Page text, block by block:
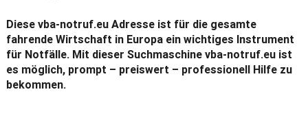
Diese vba-notruf.eu Adresse ist für die gesamte
fahrende Wirtschaft in Europa ein wichtiges Instrument
für Notfälle. Mit dieser Suchmaschine vba-notruf.eu ist
es möglich, prompt – preiswert – professionell Hilfe zu
bekommen.